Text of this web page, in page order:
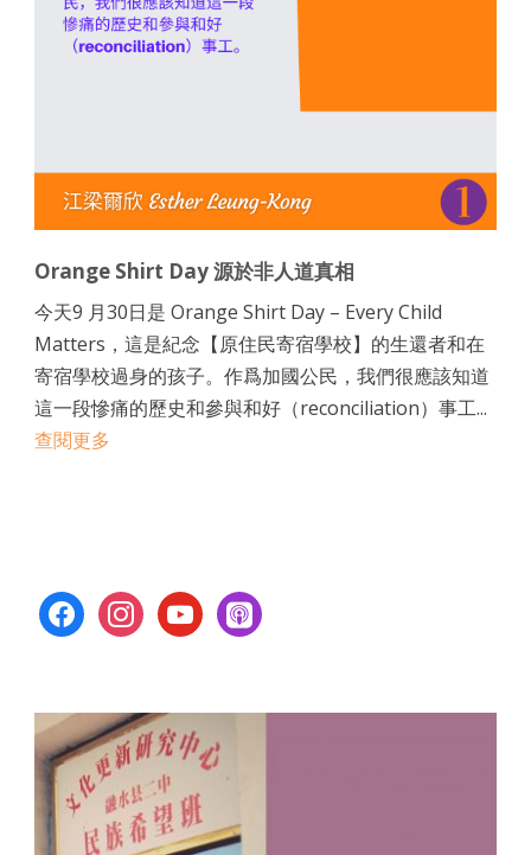
Orange Shirt Day 源於非人道真相
今天9 月30日是 Orange Shirt Day – Every Child
Matters，這是紀念【原住民寄宿學校】的生還者和在
寄宿學校過身的孩子。作爲加國公民，我們很應該知道
這一段慘痛的歷史和參與和好（reconciliation）事工...
查閱更多
facebookinstagramyoutubeapple-
podcasts